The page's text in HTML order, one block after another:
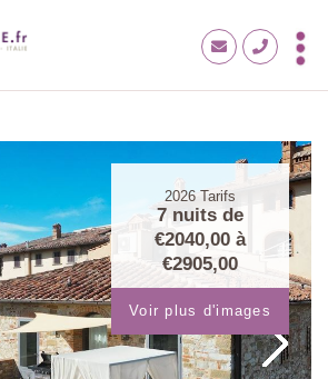
2026 Tarifs
7 nuits de
€2040,00 à
€2905,00
Voir plus d'images